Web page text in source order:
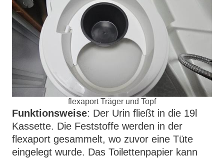
flexaport Träger und Topf
Funktionsweise: Der Urin fließt in die 19l
Kassette. Die Feststoffe werden in der
flexaport gesammelt, wo zuvor eine Tüte
eingelegt wurde. Das Toilettenpapier kann